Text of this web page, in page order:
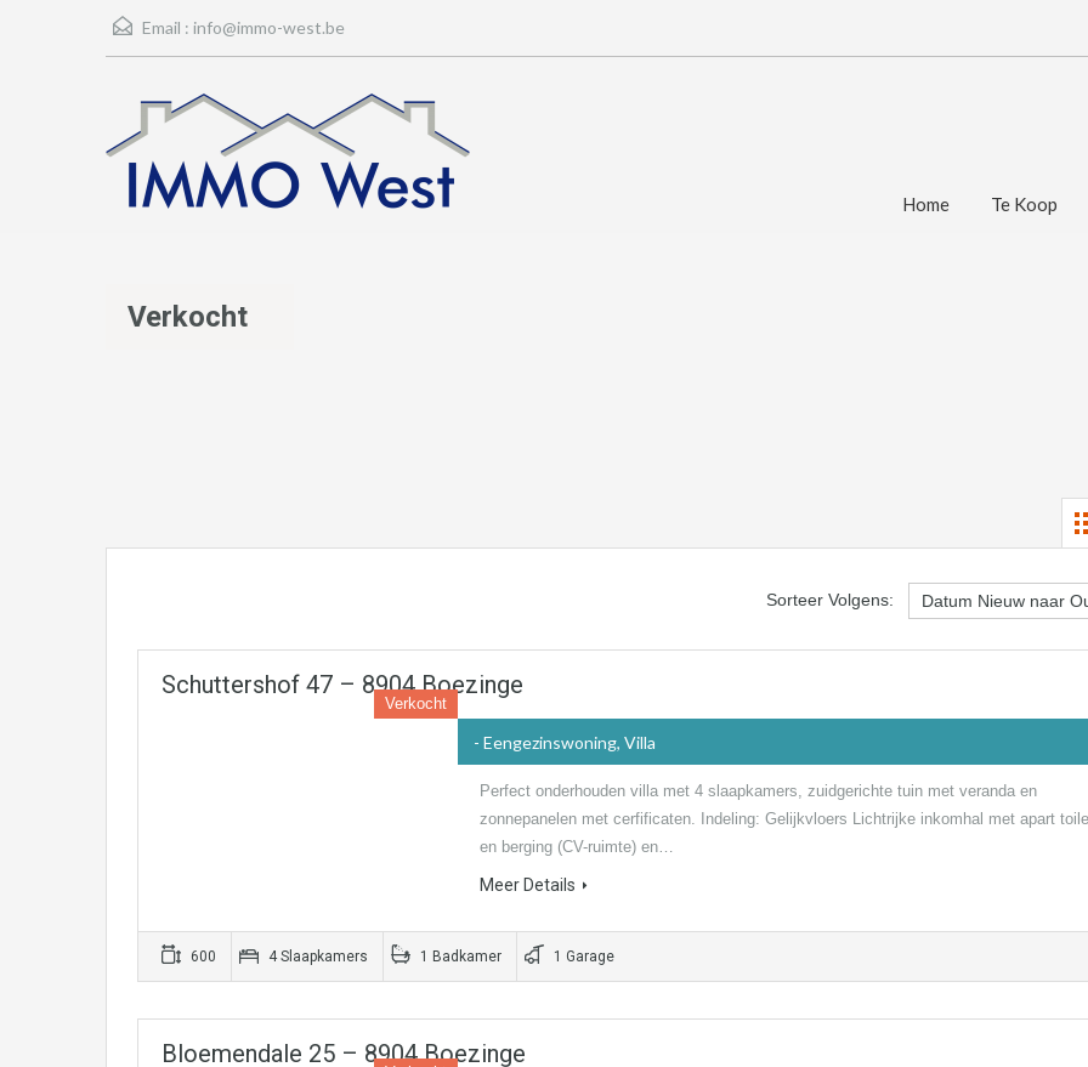
Email : info@immo-west.be
Home Te Koop
Verkocht
Sorteer Volgens:
Schuttershof 47 – 8904 Boezinge
Verkocht
- Eengezinswoning, Villa
Perfect onderhouden villa met 4 slaapkamers, zuidgerichte tuin met veranda en
zonnepanelen met cerfificaten. Indeling: Gelijkvloers Lichtrijke inkomhal met apart
en berging (CV-ruimte) en…
Meer Details
600 4 Slaapkamers 1 Badkamer 1 Garage
Bloemendale 25 – 8904 Boezinge